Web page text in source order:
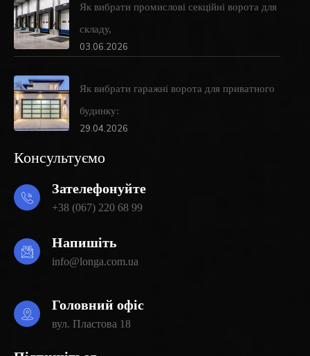
Як вибрати промислові секційні ворота для
складу,
03.06.2026
Як вибрати гаражні ворота для приватного
будинку:
29.04.2026
Консультуємо
Зателефонуйте
+38 (067) 220 68 99
Напишіть
info@longa.com.ua
Головний офіс
вул. Пластова 18